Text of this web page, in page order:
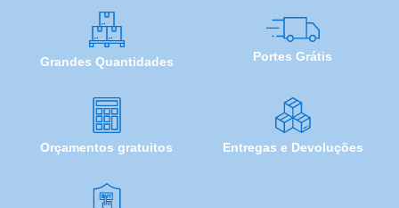
Grandes Quantidades Portes Grátis
Orçamentos gratuitos Entregas e Devoluções